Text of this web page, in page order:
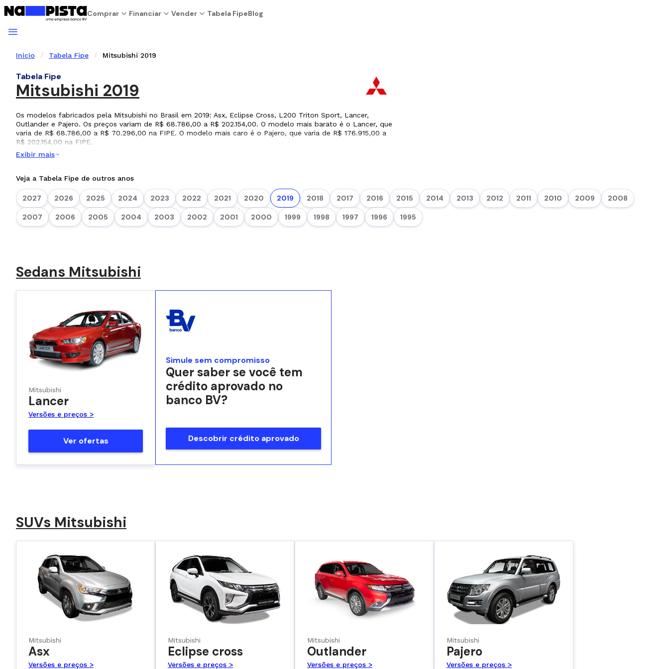
Comprar Financiar Vender Tabela FipeBlog
Inicio Tabela Fipe Mitsubishi 2019
Tabela Fipe
Mitsubishi 2019
Os modelos fabricados pela Mitsubishi no Brasil em 2019: Asx, Eclipse Cross, L200 Triton Sport, Lancer,
Outlander e Pajero. Os preços variam de R$ 68.786,00 a R$ 202.154,00. O modelo mais barato é o Lancer, que
varia de R$ 68.786,00 a R$ 70.296,00 na FIPE. O modelo mais caro é o Pajero, que varia de R$ 176.915,00 a
R$ 202.154,00 na FIPE.
Exibir mais
Veja a Tabela Fipe de outros anos
2027 2026 2025 2024 2023 2022 2021 2020 2019 2018 2017 2016 2015 2014 2013 2012 2011 2010 2009 2008
2007 2006 2005 2004 2003 2002 2001 2000 1999 1998 1997 1996 1995
Sedans Mitsubishi
Mitsubishi
Lancer
Versões e preços >
Ver ofertas
Simule sem compromisso
Quer saber se você tem
crédito aprovado no
banco BV?
Descobrir crédito aprovado
SUVs Mitsubishi
Mitsubishi
Asx
Versões e preços >
Mitsubishi
Eclipse cross
Versões e preços >
Mitsubishi
Outlander
Versões e preços >
Mitsubishi
Pajero
Versões e preços >